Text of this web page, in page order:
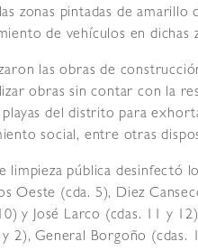
zonas pintadas de amarillo
de vehículos en dichas
las obras de
obras sin contar con la
del distrito para
social, entre otras
limpieza pública desinfectó
Oeste (cda. 5), Diez
y José Larco (cdas. 11 y
2), General Borgoño (cdas.